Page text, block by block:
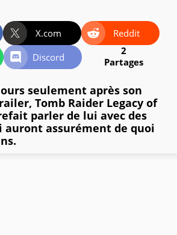
X.com
Reddit
Discord
2
Partages
seulement après son
Tomb Raider Legacy of
parler de lui avec des
assurément de quoi